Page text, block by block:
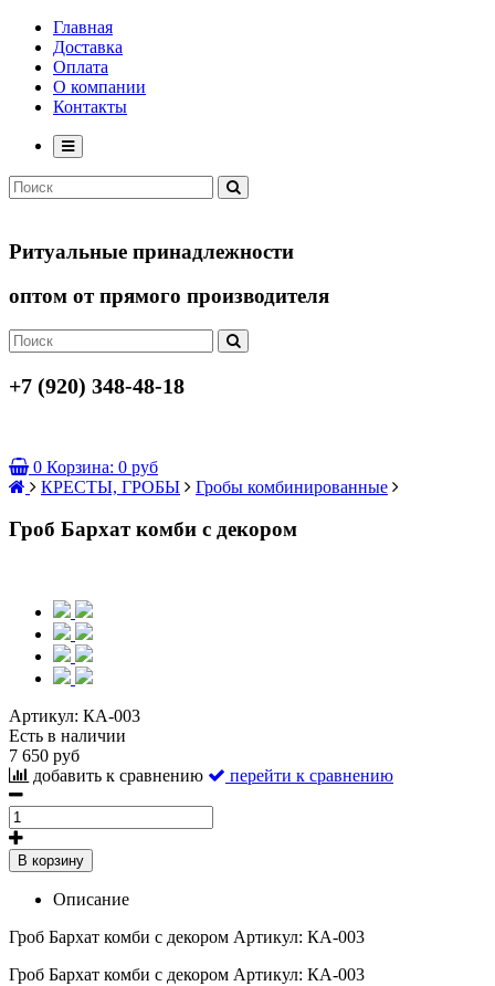
Главная
Доставка
Оплата
О компании
Контакты
Ритуальные принадлежности
оптом от прямого производителя
+7 (920) 348-48-18
0 Корзина: 0 руб
КРЕСТЫ, ГРОБЫ
Гробы комбинированные
Гроб Бархат комби с декором
Артикул: КА-003
Есть в наличии
7 650 руб
добавить к сравнению
перейти к сравнению
В корзину
Описание
Гроб Бархат комби с декором Артикул: КА-003
Гроб Бархат комби с декором Артикул: КА-003